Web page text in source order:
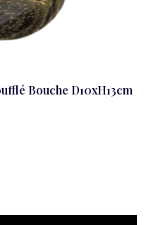
Bouche D10xH13cm